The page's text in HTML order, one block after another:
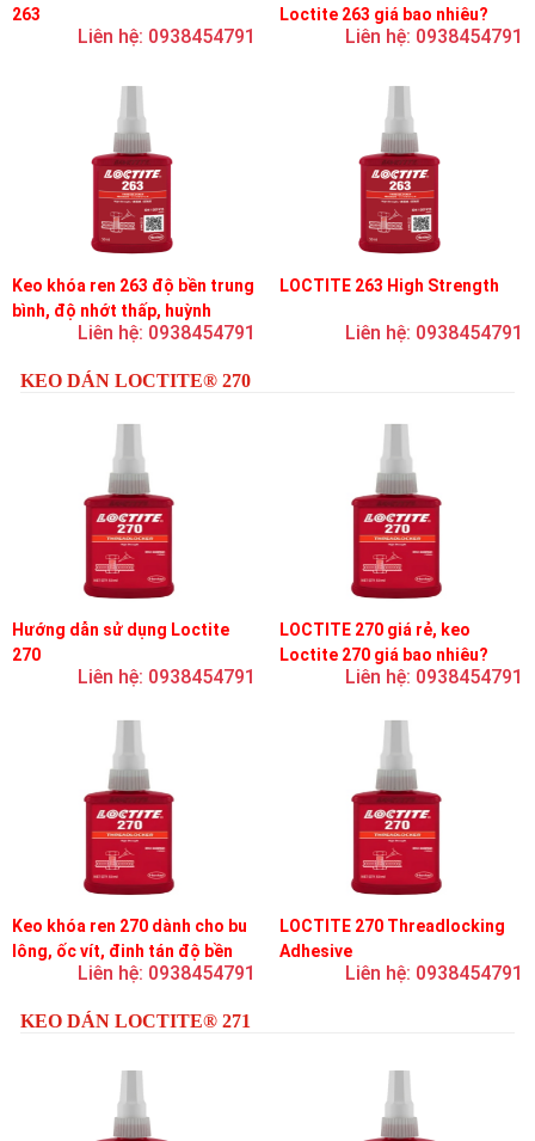
263
Liên hệ: 0938454791
Loctite 263 giá bao nhiêu?
Liên hệ: 0938454791
Keo khóa ren 263 độ bền trung
bình, độ nhớt thấp, huỳnh
Liên hệ: 0938454791
LOCTITE 263 High Strength
Liên hệ: 0938454791
KEO DÁN LOCTITE® 270
Hướng dẫn sử dụng Loctite
270
Liên hệ: 0938454791
LOCTITE 270 giá rẻ, keo
Loctite 270 giá bao nhiêu?
Liên hệ: 0938454791
Keo khóa ren 270 dành cho bu
lông, ốc vít, đinh tán độ bền
cao, khóa vĩnh viễn
Liên hệ: 0938454791
LOCTITE 270 Threadlocking
Adhesive
Liên hệ: 0938454791
KEO DÁN LOCTITE® 271